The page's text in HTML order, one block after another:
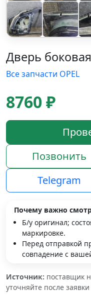
Дверь
Все запчасти OPEL
8760 ₽
Позвонить
Telegram
Почему важно
Б/у оригинал;
маркировке.
Перед отправкой
совпадение с
Источник: поставщик
уточняйте после заявки